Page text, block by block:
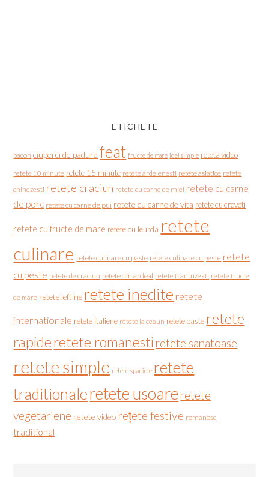
ETICHETE
bacon ciuperci de padure feat fructe de mare idei simple reteta video
retete 10 minute retete 15 minute retete ardelenesti retete asiatice retete
chinezesti retete craciun retete cu carne de miel retete cu carne
de porc retete cu carne de pui retete cu carne de vita retete cu creveti
retete cu fructe de mare retete cu leurda retete
culinare retete culinare cu paste retete culinare cu peste retete
cu peste retete de craciun retete din ardeal retete frantuzesti retete fructe
de mare retete ieftine retete inedite retete
internationale retete italiene retete la ceaun retete paste retete
rapideretete romanesti retete sanatoase
retete simple retete spaniole retete
traditionaleretete usoare retete
vegetariene retete video rețete festive romanesc
traditional